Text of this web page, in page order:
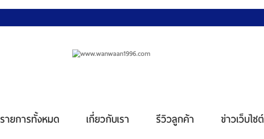
รายการทั้งหมด เกี่ยวกับเรา รีวิวลูกค้า ข่าวเว็บไซต์